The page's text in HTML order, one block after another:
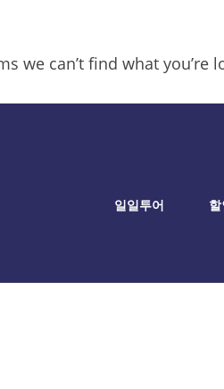
we can’t find what
일일투어